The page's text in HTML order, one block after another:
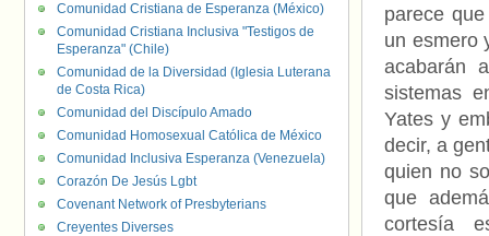
parece
un esmero
acabarán
sistemas
Yates y
decir, a
quien no
que
cortesía
Comunidad Cristiana de Esperanza (México)
Comunidad Cristiana Inclusiva "Testigos de
Esperanza" (Chile)
Comunidad de la Diversidad (Iglesia Luterana
de Costa Rica)
Comunidad del Discípulo Amado
Comunidad Homosexual Católica de México
Comunidad Inclusiva Esperanza (Venezuela)
Corazón De Jesús Lgbt
Covenant Network of Presbyterians
Creyentes Diverses